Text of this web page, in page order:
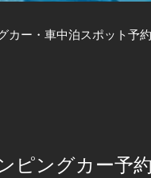
カー・車中泊スポット予
ピングカー予約